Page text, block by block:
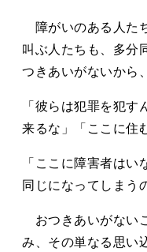
障がいのある人た
叫ぶ人たちも、多分
つきあいがないから、
「彼らは犯罪を犯す
来るな」「ここに住
「ここに障害者はい
同じになってしまう
おつきあいがない
み、その単なる思い